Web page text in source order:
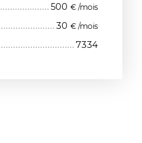
500 € /mois
30 € /mois
7334